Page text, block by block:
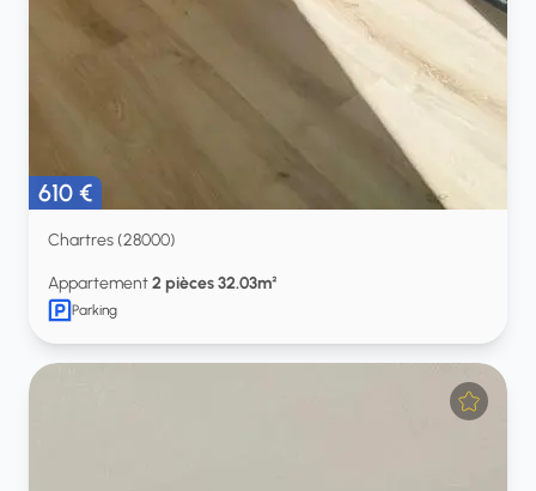
610 €
Chartres (28000)
Appartement2 pièces 32.03m²
Parking